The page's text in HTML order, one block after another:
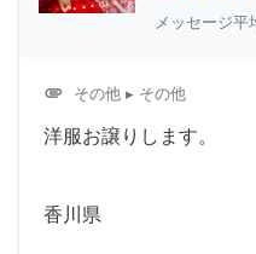
メッセージ
attachment その他 ▸ その他
洋服お譲りします。
香川県